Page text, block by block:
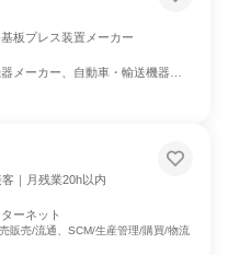
板プレス装置メーカー
メーカー、自動車・輸送機器メ
｜月残業20h以内
ーネット
販売/流通、SCM/生産管理/購買/物流